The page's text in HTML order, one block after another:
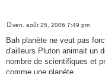
s
s
g
e
ven. août 25, 2006 7:49 pm
Bah planète ne veut pas
d'ailleurs Pluton animait un
nombre de scientifiques et
comme une planète.